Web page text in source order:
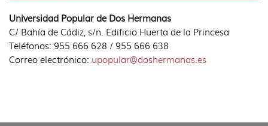
Universidad Popular de Dos Hermanas
C/ Bahía de Cádiz, s/n. Edificio Huerta de la Princesa
Teléfonos: 955 666 628 / 955 666 638
Correo electrónico: upopular@doshermanas.es